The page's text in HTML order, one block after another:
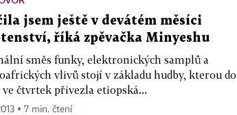
jsem ještě v devátém měsíci
říká zpěvačka Minyeshu
směs funky, elektronických samplů a
vlivů stojí v základu hudby, kterou do
ve čtvrtek přivezla etiopská...
▪ 7 min. čtení